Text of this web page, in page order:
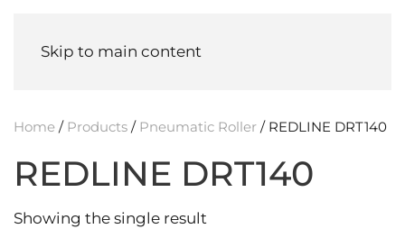
Skip to main content
Home / Products / Pneumatic Roller / REDLINE DRT140
REDLINE DRT140
Showing the single result